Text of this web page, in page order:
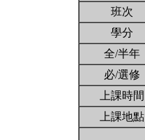
班次
學分
全/半年
必/選修
上課時間
上課地點